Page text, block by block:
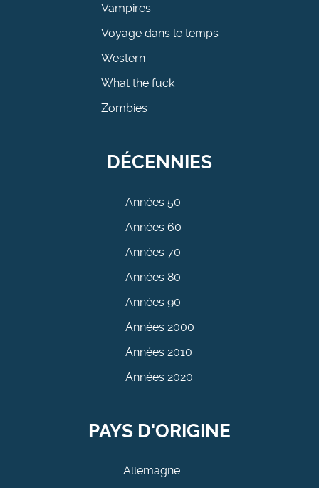
Vampires
Voyage dans le temps
Western
What the fuck
Zombies
DÉCENNIES
Années 50
Années 60
Années 70
Années 80
Années 90
Années 2000
Années 2010
Années 2020
PAYS D'ORIGINE
Allemagne